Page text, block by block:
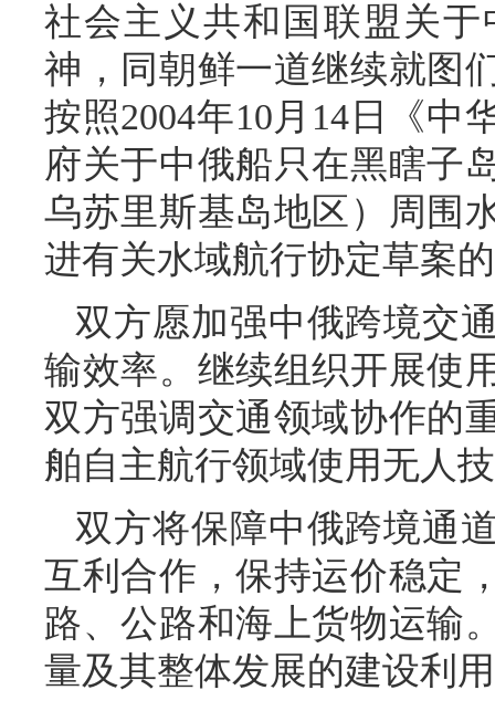
社会主义共和国联盟关
神，同朝鲜一道继续就图
按照2004年10月14日《中
府关于中俄船只在黑瞎子
乌苏里斯基岛地区）周围
进有关水域航行协定草案
双方愿加强中俄跨境交
输效率。继续组织开展使
双方强调交通领域协作的
舶自主航行领域使用无人
双方将保障中俄跨境通
互利合作，保持运价稳定
路、公路和海上货物运输
量及其整体发展的建设利